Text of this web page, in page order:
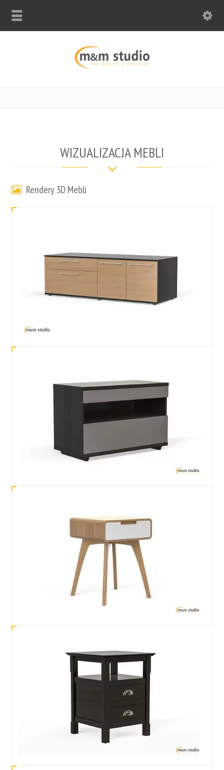
WIZUALIZACJA MEBLI
Rendery 3D Mebli